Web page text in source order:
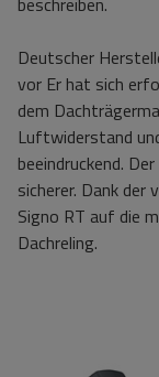
Deutscher
vor Er hat sich
dem
Luftwiderstand
beeindruckend.
sicherer. Dank der
Signo RT auf die
Dachreling.